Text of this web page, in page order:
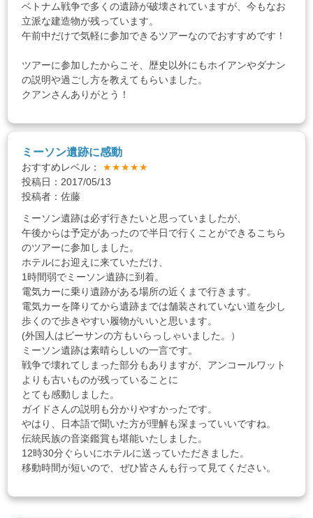
ベトナム戦争で多くの遺跡が破壊されていますが、今もなお
立派な建造物が残っています。
午前中だけで気軽に参加できるツアーなのでおすすめです！
ツアーに参加したからこそ、歴史以外にもホイアンやダナン
の説明や過ごし方を教えてもらいました。
クアンさんありがとう！
ミーソン遺跡に感動
おすすめレベル：
★★★★★
投稿日：2017/05/13
投稿者：佐藤
ミーソン遺跡は必ず行きたいと思っていましたが、
午後からは予定があったので半日で行くことができるこちら
のツアーに参加しました。
ホテルにお迎えに来ていただけ、
1時間弱でミーソン遺跡に到着。
電気カーに乗り遺跡がある場所の近くまで行きます。
電気カーを降りてから遺跡までは舗装されていない道を少し
歩くので歩きやすい履物がいいと思います。
(外国人はビーサンの方もいらっしゃいました。）
ミーソン遺跡は素晴らしいの一言です。
戦争で壊れてしまった部分もありますが、アンコールワット
よりも古いものが残っていることに
とても感動しました。
ガイドさんの説明も分かりやすかったです。
やはり、日本語で聞いた方が理解も深まっていいですね。
伝統民族の音楽鑑賞も堪能いたしました。
12時30分ぐらいにホテルに送っていただきました。
移動時間が短いので、ぜひ皆さんも行って見てください。